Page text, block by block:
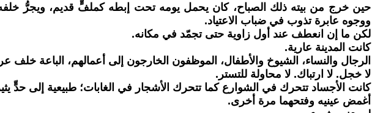
حين خرج من بيته ذلك الصباح، كان يحمل يومه تحت إبطه كملفٍّ قديم، ويجرُّ
ووجوه عابرة تذوب في ضباب الاعتياد.
لكن ما إن انعطف عند أول زاوية حتى تجمّد في مكانه.
كانت المدينة عارية.
الرجال والنساء، الشيوخ والأطفال، الموظفون الخارجون إلى أعمالهم، الباعة
لا خجل. لا ارتباك. لا محاولة للتستر.
كانت الأجساد تتحرك في الشوارع كما تتحرك الأشجار في الغابات؛ طبيعية إلى حدٍّ
أغمض عينيه وفتحهما مرة أخرى.